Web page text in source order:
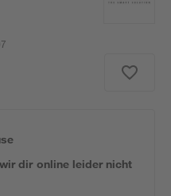
dir online leider nicht